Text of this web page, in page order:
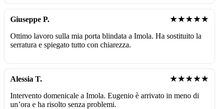
Giuseppe P. ★★★★★
Ottimo lavoro sulla mia porta blindata a Imola. Ha sostituito la
serratura e spiegato tutto con chiarezza.
Alessia T. ★★★★★
Intervento domenicale a Imola. Eugenio è arrivato in meno di
un’ora e ha risolto senza problemi.